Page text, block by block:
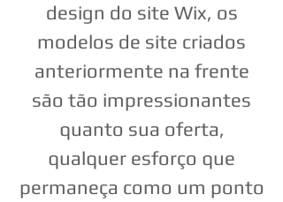
design do site Wix, os
modelos de site criados
anteriormente na frente
são tão impressionantes
quanto sua oferta,
qualquer esforço que
permaneça como um ponto